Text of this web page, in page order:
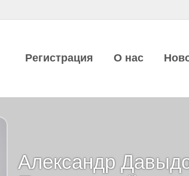
Регистрация О нас
Александр